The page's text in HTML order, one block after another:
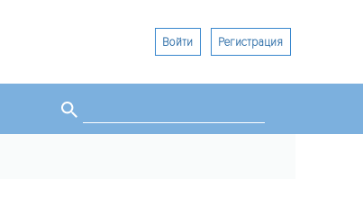
Войти Регистрация
Форма поиска